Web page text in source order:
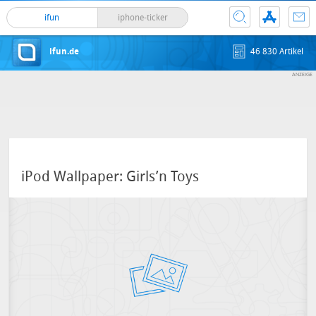
ifun iphone-ticker
ifun.de 46 830 Artikel
iPod Wallpaper: Girls’n Toys